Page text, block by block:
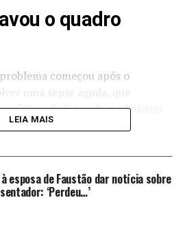
o quadro
começou após o
uma sepse aguda, que
“Quando li no último boletim
desse tipo, entendi que a
os órgãos dele estão
, explicou. O jornalista destacou
apenas um milagre poderia
LEIA MAIS
à esposa de Faustão dar notícia sobre
‘Perdeu…’